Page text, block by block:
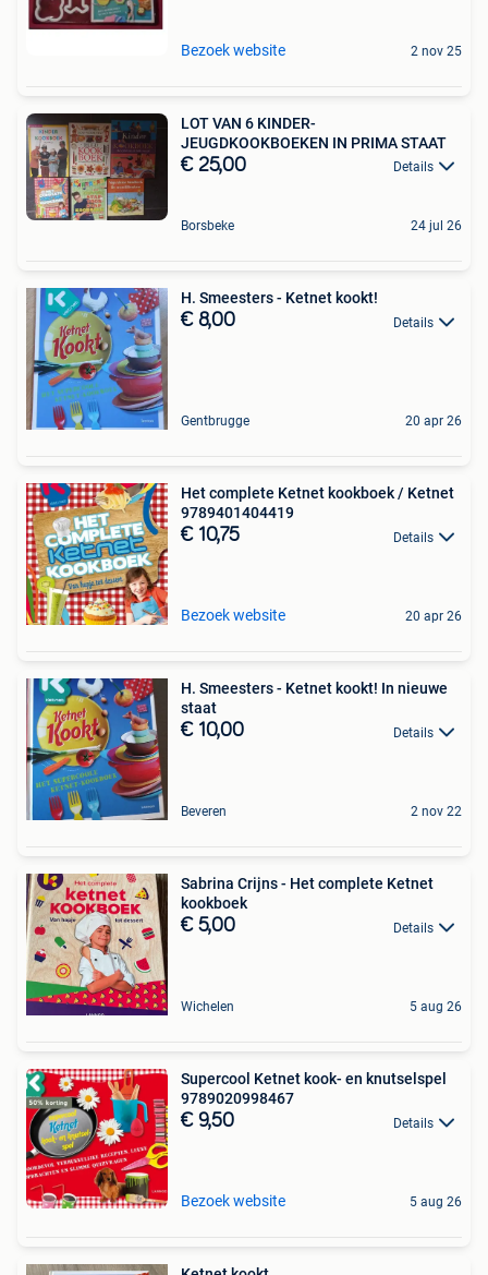
Bezoek website 2 nov 25
LOT VAN 6 KINDER-
JEUGDKOOKBOEKEN IN PRIMA STAAT
€ 25,00 Details
Borsbeke 24 jul 26
H. Smeesters - Ketnet kookt!
€ 8,00 Details
Gentbrugge 20 apr 26
Het complete Ketnet kookboek / Ketnet
9789401404419
€ 10,75 Details
Bezoek website 20 apr 26
H. Smeesters - Ketnet kookt! In nieuwe
staat
€ 10,00 Details
Beveren 2 nov 22
Sabrina Crijns - Het complete Ketnet
kookboek
€ 5,00 Details
Wichelen 5 aug 26
Supercool Ketnet kook- en knutselspel
9789020998467
€ 9,50 Details
Bezoek website 5 aug 26